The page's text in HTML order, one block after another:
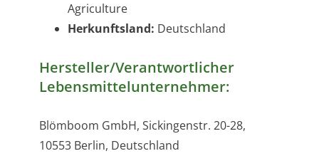
Agriculture
Herkunftsland: Deutschland
Hersteller/Verantwortlicher
Lebensmittelunternehmer:
Blömboom GmbH, Sickingenstr. 20-28,
10553 Berlin, Deutschland